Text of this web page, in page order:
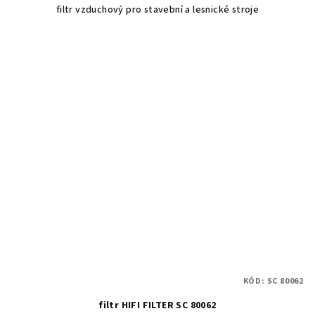
filtr vzduchový pro stavební a lesnické stroje
filtr HIFI FILTER SC 80062
KÓD: SC 80062